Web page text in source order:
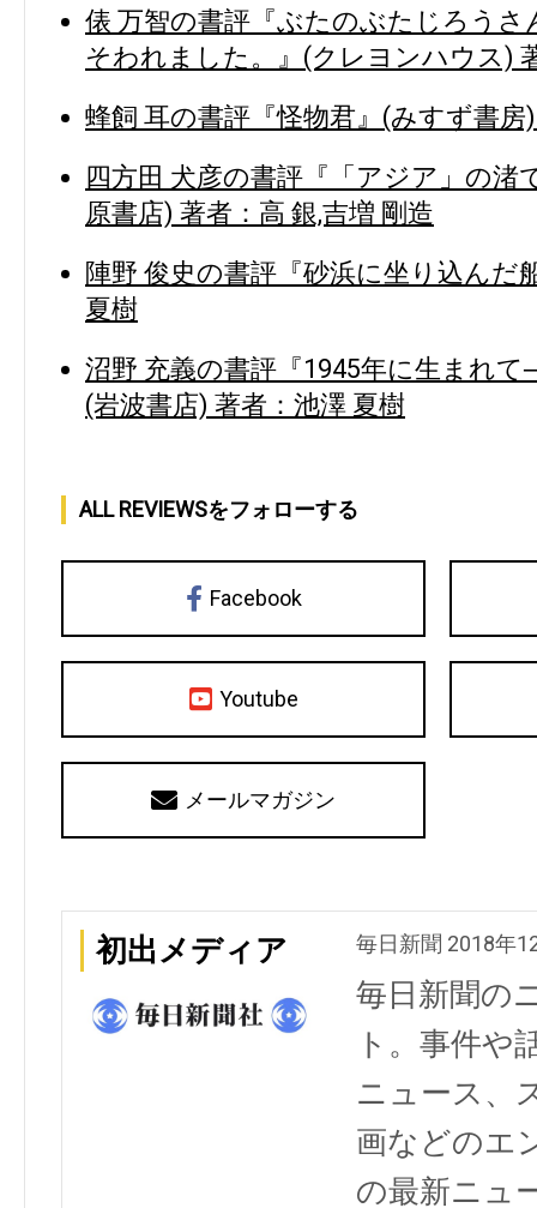
俵 万智の書評『ぶたのぶたじろう
そわれました。』(クレヨンハウス)
蜂飼 耳の書評『怪物君』(みすず書房
四方田 犬彦の書評『「アジア」の
原書店) 著者：高 銀,吉増 剛造
陣野 俊史の書評『砂浜に坐り込んだ
夏樹
沼野 充義の書評『1945年に生まれ
(岩波書店) 著者：池澤 夏樹
ALL REVIEWSをフォローする
Facebook
Youtube
メールマガジン
初出メディア 毎日新聞 2018年
毎日新聞の
ト。事件や
ニュース、
画などのエ
の最新ニュ